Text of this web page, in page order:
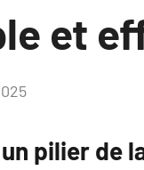
et
pilier de